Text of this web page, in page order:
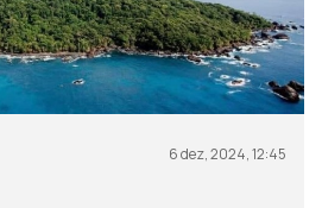
6 dez, 2024, 12:45